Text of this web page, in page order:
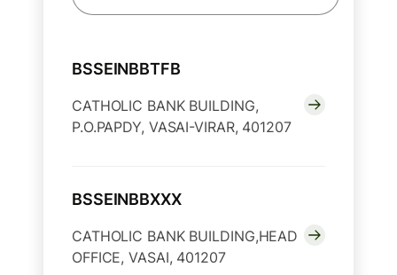
BSSEINBBTFB
CATHOLIC BANK BUILDING,
P.O.PAPDY, VASAI-VIRAR, 401207
BSSEINBBXXX
CATHOLIC BANK BUILDING,HEAD
OFFICE, VASAI, 401207